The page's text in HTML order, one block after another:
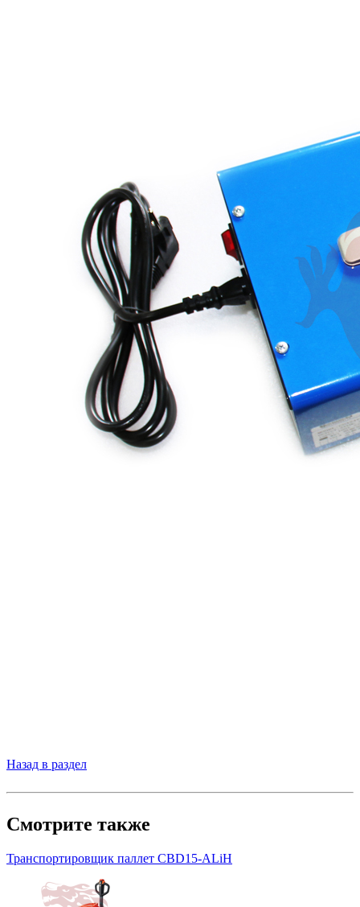
Назад в раздел
Смотрите также
Транспортировщик паллет CBD15-ALiH